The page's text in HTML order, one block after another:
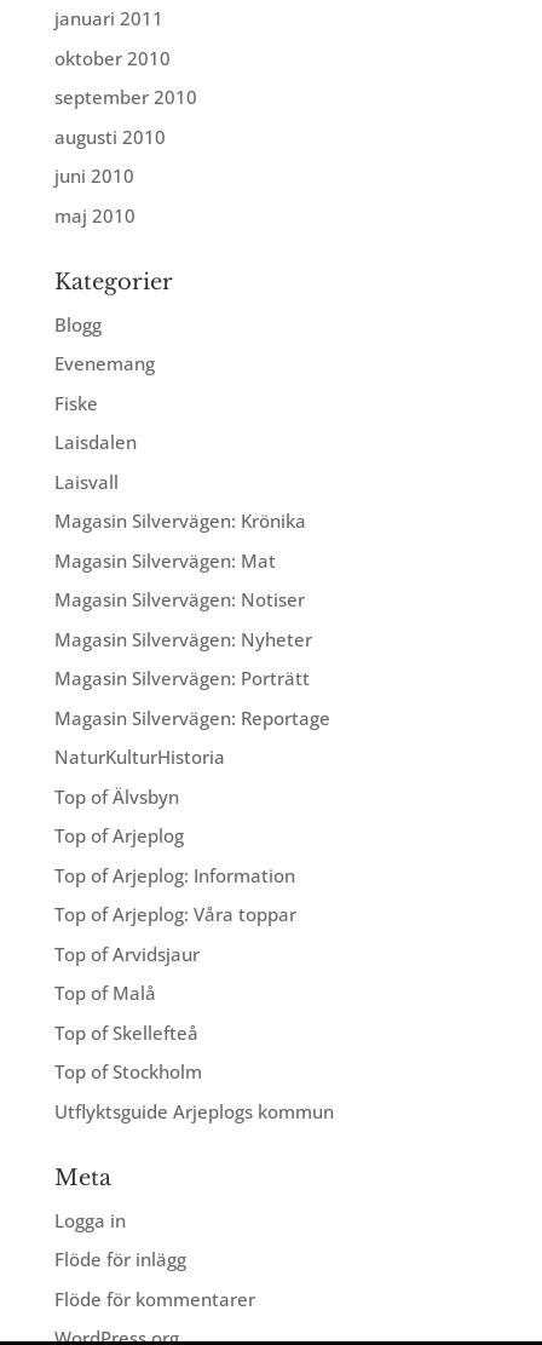
januari 2011
oktober 2010
september 2010
augusti 2010
juni 2010
maj 2010
Kategorier
Blogg
Evenemang
Fiske
Laisdalen
Laisvall
Magasin Silvervägen: Krönika
Magasin Silvervägen: Mat
Magasin Silvervägen: Notiser
Magasin Silvervägen: Nyheter
Magasin Silvervägen: Porträtt
Magasin Silvervägen: Reportage
NaturKulturHistoria
Top of Älvsbyn
Top of Arjeplog
Top of Arjeplog: Information
Top of Arjeplog: Våra toppar
Top of Arvidsjaur
Top of Malå
Top of Skellefteå
Top of Stockholm
Utflyktsguide Arjeplogs kommun
Meta
Logga in
Flöde för inlägg
Flöde för kommentarer
WordPress.org